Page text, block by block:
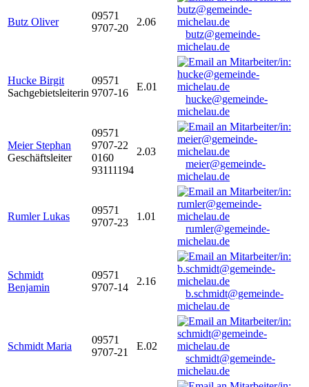
Butz Oliver
09571
9707-20
2.06
butz@gemeinde-
michelau.de
Hucke Birgit
Sachgebietsleiterin
09571
9707-16
E.01
hucke@gemeinde-
michelau.de
Meier Stephan
Geschäftsleiter
09571
9707-22
0160
93111194
2.03
meier@gemeinde-
michelau.de
Rumler Lukas
09571
9707-23
1.01
rumler@gemeinde-
michelau.de
Schmidt
Benjamin
09571
9707-14
2.16
b.schmidt@gemeinde-
michelau.de
Schmidt Maria
09571
9707-21
E.02
schmidt@gemeinde-
michelau.de